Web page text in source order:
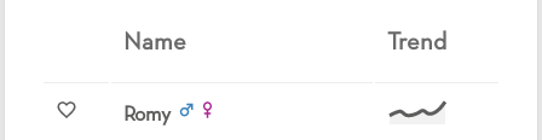
Name Trend
Romy